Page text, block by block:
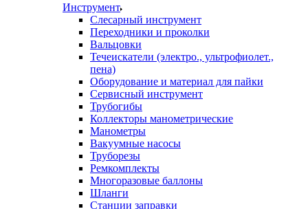
Инструмент
Слесарный инструмент
Переходники и проколки
Вальцовки
Течеискатели (электро., ультрофиолет.,
пена)
Оборудование и материал для пайки
Сервисный инструмент
Трубогибы
Коллекторы манометрические
Манометры
Вакуумные насосы
Труборезы
Ремкомплекты
Многоразовые баллоны
Шланги
Станции заправки